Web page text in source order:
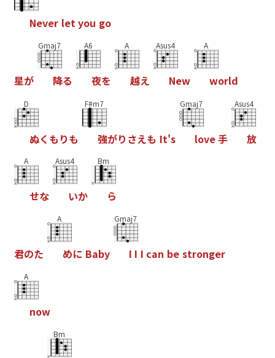
Never letyou go
星が
Gmaj7
降る
A6
夜を
A
越え
Asus4
New
A
world
D
ぬく もりも
F#m7
強がり さえも It's
Gmaj7
love手
Asus4
放
A
せな
Asus4
いか
Bm
ら
君のた
A
めに Baby
Gmaj7
I I I can be stronger
A
now
Bm